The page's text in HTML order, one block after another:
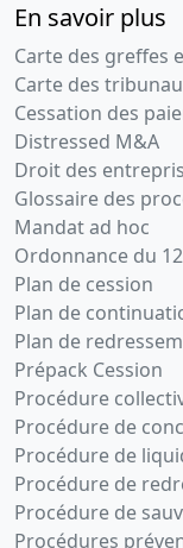
2025SEC00007
contre SARL FIL
JUIN 24 15 07 24
Privilèges
Montant :41 993
Date
Date de fin :09-
Créancier :
20 Av Viton
20
Adresse du
3e
Mentions :
2025SEC00008
contre SARL FIL
JUILLET 24 16 08
En savoir plus
Carte des greffes
Carte des
Cessation des
Distressed M&A
Droit des
Glossaire des
Mandat ad hoc
Ordonnance du
Plan de cession
Plan de
Plan de
Prépack Cession
Procédure
Procédure de
Procédure de
Procédure de
Procédure de
Procédures